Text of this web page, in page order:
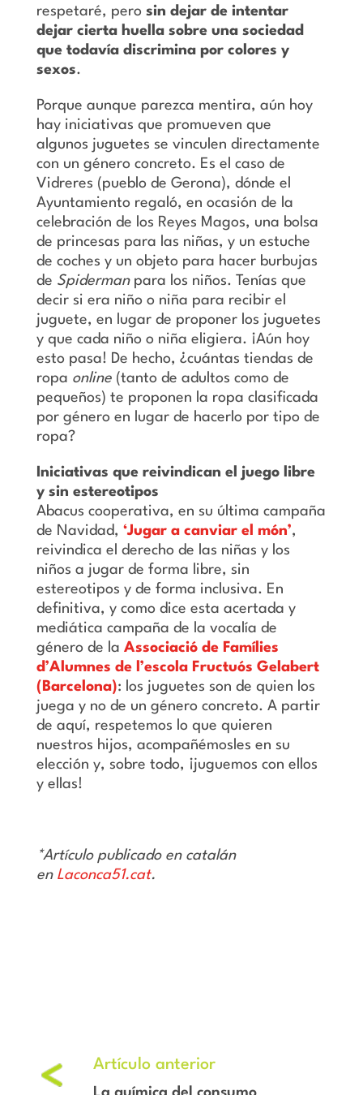
respetaré, pero sin dejar de intentar
dejar cierta huella sobre una sociedad
que todavía discrimina por colores y
sexos.
Porque aunque parezca mentira, aún hoy
hay iniciativas que promueven que
algunos juguetes se vinculen directamente
con un género concreto. Es el caso de
Vidreres (pueblo de Gerona), dónde el
Ayuntamiento regaló, en ocasión de la
celebración de los Reyes Magos, una bolsa
de princesas para las niñas, y un estuche
de coches y un objeto para hacer burbujas
de Spidermanpara los niños. Tenías que
decir si era niño o niña para recibir el
juguete, en lugar de proponer los juguetes
y que cada niño o niña eligiera. ¡Aún hoy
esto pasa! De hecho, ¿cuántas tiendas de
ropa online(tanto de adultos como de
pequeños) te proponen la ropa clasificada
por género en lugar de hacerlo por tipo de
ropa?
Iniciativas que reivindican el juego libre
y sin estereotipos
Abacus cooperativa, en su última campaña
de Navidad, ‘Jugar a canviar el món’,
reivindica el derecho de las niñas y los
niños a jugar de forma libre, sin
estereotipos y de forma inclusiva. En
definitiva, y como dice esta acertada y
mediática campaña de la vocalía de
género de la Associació de Famílies
d’Alumnes de l’escola Fructuós Gelabert
(Barcelona): los juguetes son de quien los
juega y no de un género concreto. A partir
de aquí, respetemos lo que quieren
nuestros hijos, acompañémosles en su
elección y, sobre todo, ¡juguemos con ellos
y ellas!
*Artículo publicado en catalán
en Laconca51.cat.